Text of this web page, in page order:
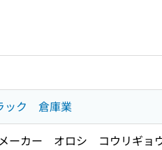
ック 倉庫業
カー オロシ コウリギョ